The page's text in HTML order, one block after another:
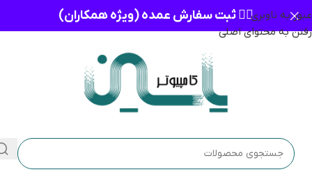
عبور به ناوبری
رفتن به محتوای اصلی
👈🏻 ثبت سفارش عمده (ویژه همکاران)